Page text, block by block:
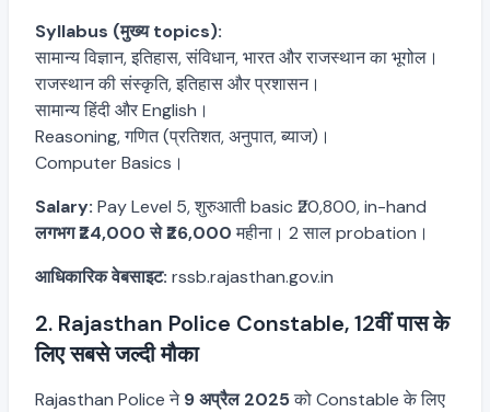
Syllabus (मुख्य topics):
सामान्य विज्ञान, इतिहास, संविधान, भारत और राजस्थान का भूगोल।
राजस्थान की संस्कृति, इतिहास और प्रशासन।
सामान्य हिंदी और English।
Reasoning, गणित (प्रतिशत, अनुपात, ब्याज)।
Computer Basics।
Salary: Pay Level 5, शुरुआती basic ₹20,800, in-hand
लगभग ₹24,000 से ₹26,000महीना। 2 साल probation।
आधिकारिक वेबसाइट: rssb.rajasthan.gov.in
2. Rajasthan Police Constable, 12वीं पास के
लिए सबसे जल्दी मौका
Rajasthan Police ने9 अप्रैल 2025को Constable के लिए